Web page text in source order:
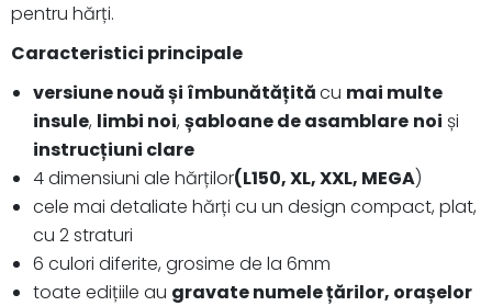
pentru hărți.
Caracteristici principale
versiune nouă și îmbunătățităcu mai multe
insule, limbi noi, șabloane de asamblare noi și
instrucțiuni clare
4 dimensiuni ale hărților(L150, XL, XXL, MEGA)
cele mai detaliate hărți cu un design compact, plat,
cu 2 straturi
6 culori diferite, grosime de la 6mm
toate edițiile au gravate numele țărilor, orașelor